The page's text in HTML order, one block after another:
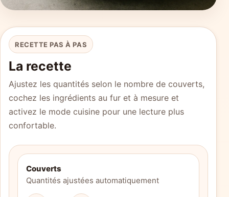
RECETTE PAS À PAS
La recette
Ajustez les quantités selon le nombre de couverts,
cochez les ingrédients au fur et à mesure et
activez le mode cuisine pour une lecture plus
confortable.
Couverts
Quantités ajustées automatiquement